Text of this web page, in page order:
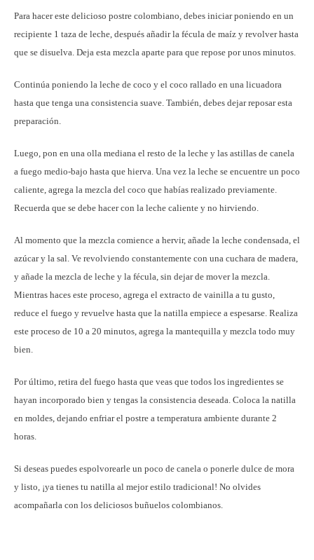
Para hacer este delicioso postre colombiano, debes iniciar poniendo en un
recipiente 1 taza de leche, después añadir la fécula de maíz y revolver hasta
que se disuelva. Deja esta mezcla aparte para que repose por unos minutos.
Continúa poniendo la leche de coco y el coco rallado en una licuadora
hasta que tenga una consistencia suave. También, debes dejar reposar esta
preparación.
Luego, pon en una olla mediana el resto de la leche y las astillas de canela
a fuego medio-bajo hasta que hierva. Una vez la leche se encuentre un poco
caliente, agrega la mezcla del coco que habías realizado previamente.
Recuerda que se debe hacer con la leche caliente y no hirviendo.
Al momento que la mezcla comience a hervir, añade la leche condensada, el
azúcar y la sal. Ve revolviendo constantemente con una cuchara de madera,
y añade la mezcla de leche y la fécula, sin dejar de mover la mezcla.
Mientras haces este proceso, agrega el extracto de vainilla a tu gusto,
reduce el fuego y revuelve hasta que la natilla empiece a espesarse. Realiza
este proceso de 10 a 20 minutos, agrega la mantequilla y mezcla todo muy
bien.
Por último, retira del fuego hasta que veas que todos los ingredientes se
hayan incorporado bien y tengas la consistencia deseada. Coloca la natilla
en moldes, dejando enfriar el postre a temperatura ambiente durante 2
horas.
Si deseas puedes espolvorearle un poco de canela o ponerle dulce de mora
y listo, ¡ya tienes tu natilla al mejor estilo tradicional! No olvides
acompañarla con los deliciosos buñuelos colombianos.